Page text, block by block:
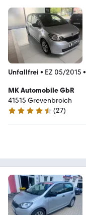
Unfallfrei • EZ 05/2015 •
MK Automobile GbR
41515 Grevenbroich
4.7 Sterne
(27)